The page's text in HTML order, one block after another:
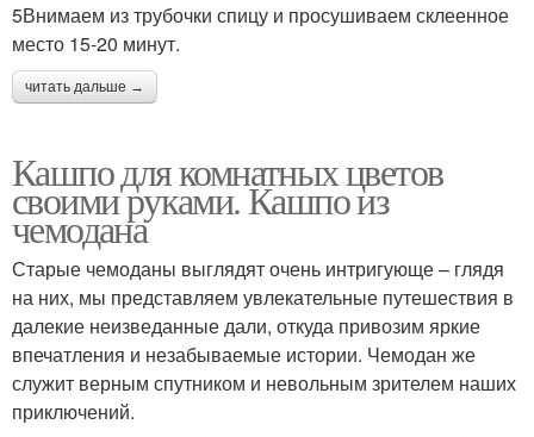
5Внимаем из трубочки спицу и просушиваем склеенное
место 15-20 минут.
читать дальше →
Кашпо для комнатных цветов
своими руками. Кашпо из
чемодана
Старые чемоданы выглядят очень интригующе – глядя
на них, мы представляем увлекательные путешествия в
далекие неизведанные дали, откуда привозим яркие
впечатления и незабываемые истории. Чемодан же
служит верным спутником и невольным зрителем наших
приключений.